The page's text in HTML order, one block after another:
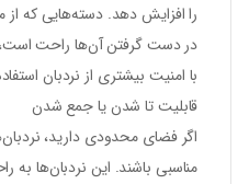
را افزایش دهد. دسته‌هایی که
در دست گرفتن آن‌ها راحت است،
با امنیت بیشتری از نردبان
قابلیت تا شدن یا جمع شدن
اگر فضای محدودی دارید،
مناسبی باشند. این نردبان‌ها